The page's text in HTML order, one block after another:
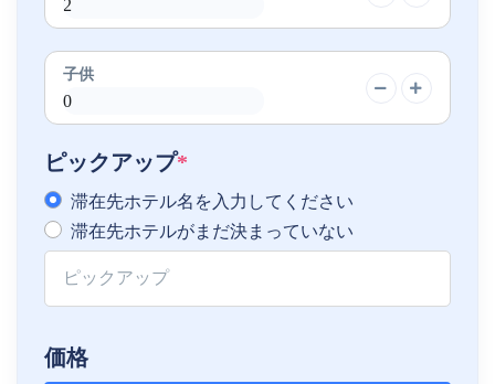
子供
ピックアップ*
滞在先ホテル名を入力してください
滞在先ホテルがまだ決まっていない
価格